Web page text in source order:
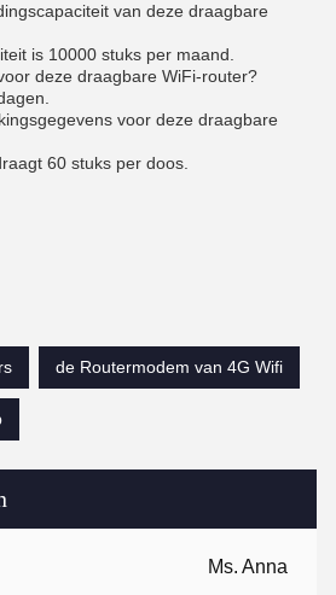
Ms. Anna
van deze draagbare
is 10000 stuks per maand.
deze draagbare WiFi-router?
voor deze draagbare
60 stuks per doos.
de Routermodem van 4G Wifi